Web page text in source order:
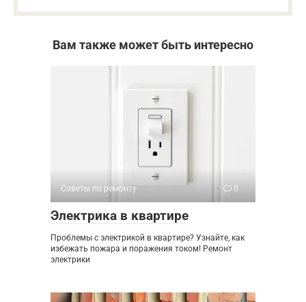
Вам также может быть интересно
Советы по ремонту 0
Электрика в квартире
Проблемы с электрикой в квартире? Узнайте, как
избежать пожара и поражения током! Ремонт
электрики